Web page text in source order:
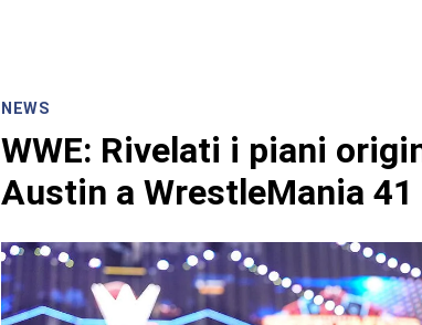
NEWS
WWE: Rivelati i piani
Austin a WrestleMania 41